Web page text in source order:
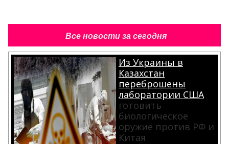
Все новости за сегодня
Из Украины в
Казахстан
переброшены
лаборатории США
готовить
биологическое
оружие против РФ и
Китая